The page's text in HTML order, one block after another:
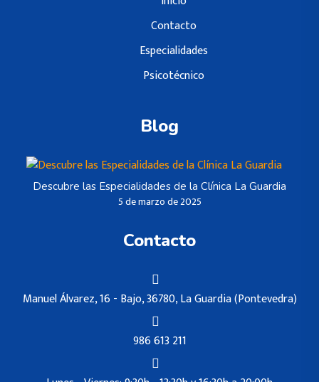
Contacto
Especialidades
Psicotécnico
Blog
Descubre las Especialidades de la Clínica La Guardia
5 de marzo de 2025
Contacto
Manuel Álvarez, 16 - Bajo, 36780, La Guardia (Pontevedra)
986 613 211